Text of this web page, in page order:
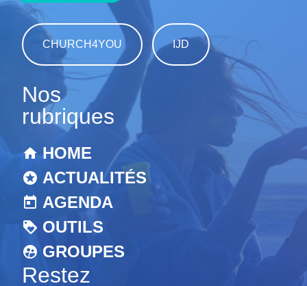
CHURCH4YOU IJD
Nos
rubriques
HOME
ACTUALITÉS
AGENDA
OUTILS
GROUPES
Restez